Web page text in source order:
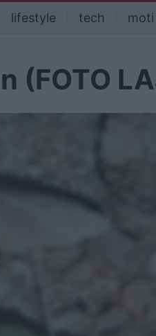
lifestyle tech moti
(FOTO